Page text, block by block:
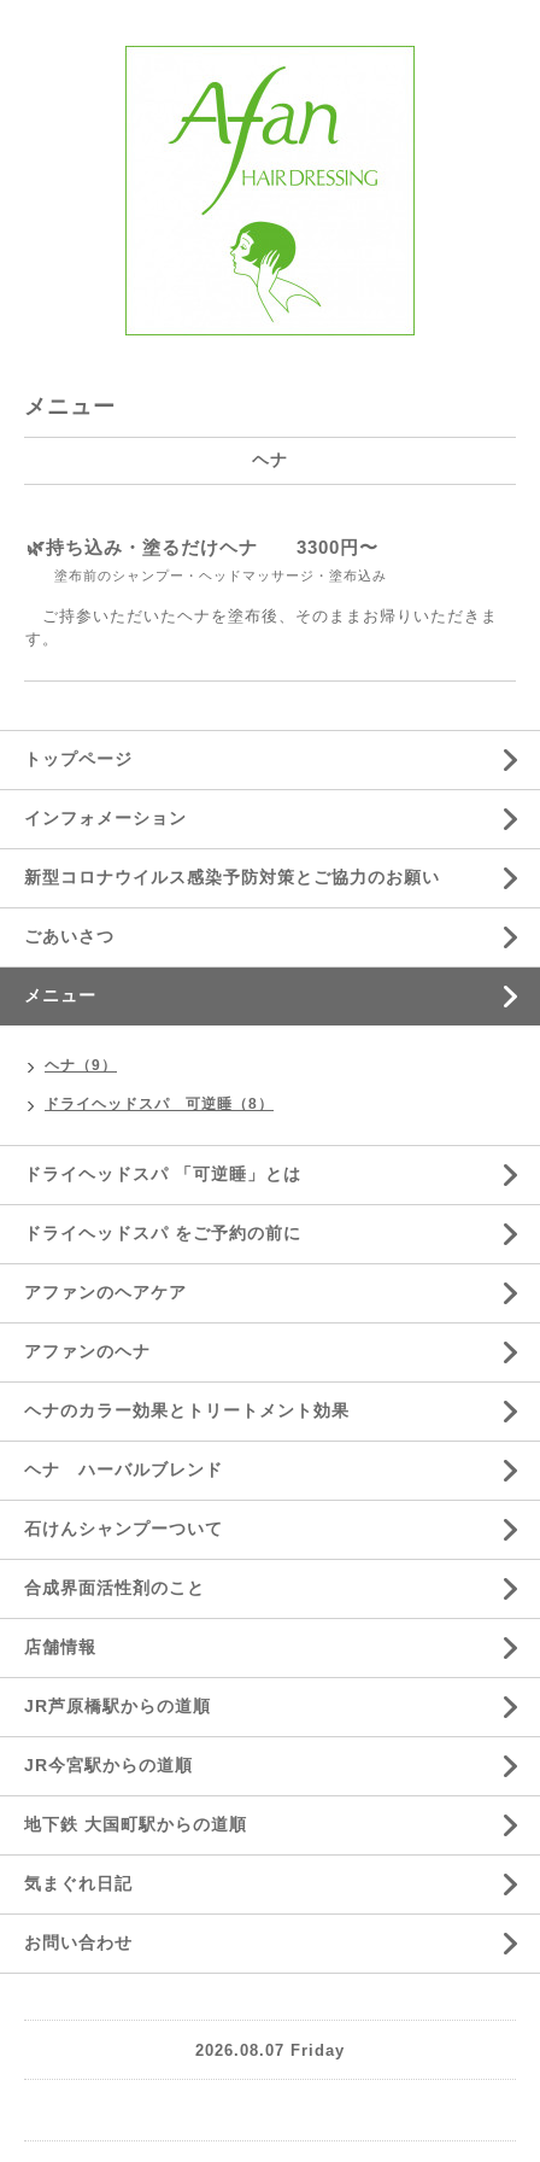
メニュー
ヘナ
🌿持ち込み・塗るだけヘナ 3300円〜
塗布前のシャンプー・ヘッドマッサージ・塗布込み
ご持参いただいたヘナを塗布後、そのままお帰りいただ きま
す。
トップページ
インフォメーション
新型コロナウイルス感染予防対策とご協力のお願い
ごあいさつ
メニュー
ヘナ（9）
ドライヘッドスパ 可逆睡（8）
ドライヘッドスパ 「可逆睡」とは
ドライヘッドスパ をご予約の前に
アファンのヘアケア
アファンのヘナ
ヘナのカラー効果とトリートメント効果
ヘナ ハーバルブレンド
石けんシャンプーついて
合成界面活性剤のこと
店舗情報
JR芦原橋駅からの道順
JR今宮駅からの道順
地下鉄 大国町駅からの道順
気まぐれ日記
お問い合わせ
2026.08.07 Friday